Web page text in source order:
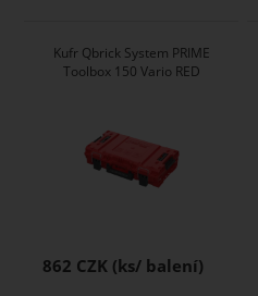
Kufr Qbrick System PRIME
Toolbox 150 Vario RED
862 CZK